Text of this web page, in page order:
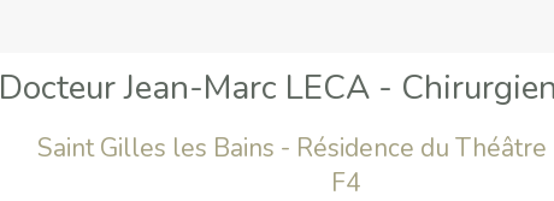
Docteur Jean-Marc LECA -
Saint Gilles les Bains - Résidence du
F4